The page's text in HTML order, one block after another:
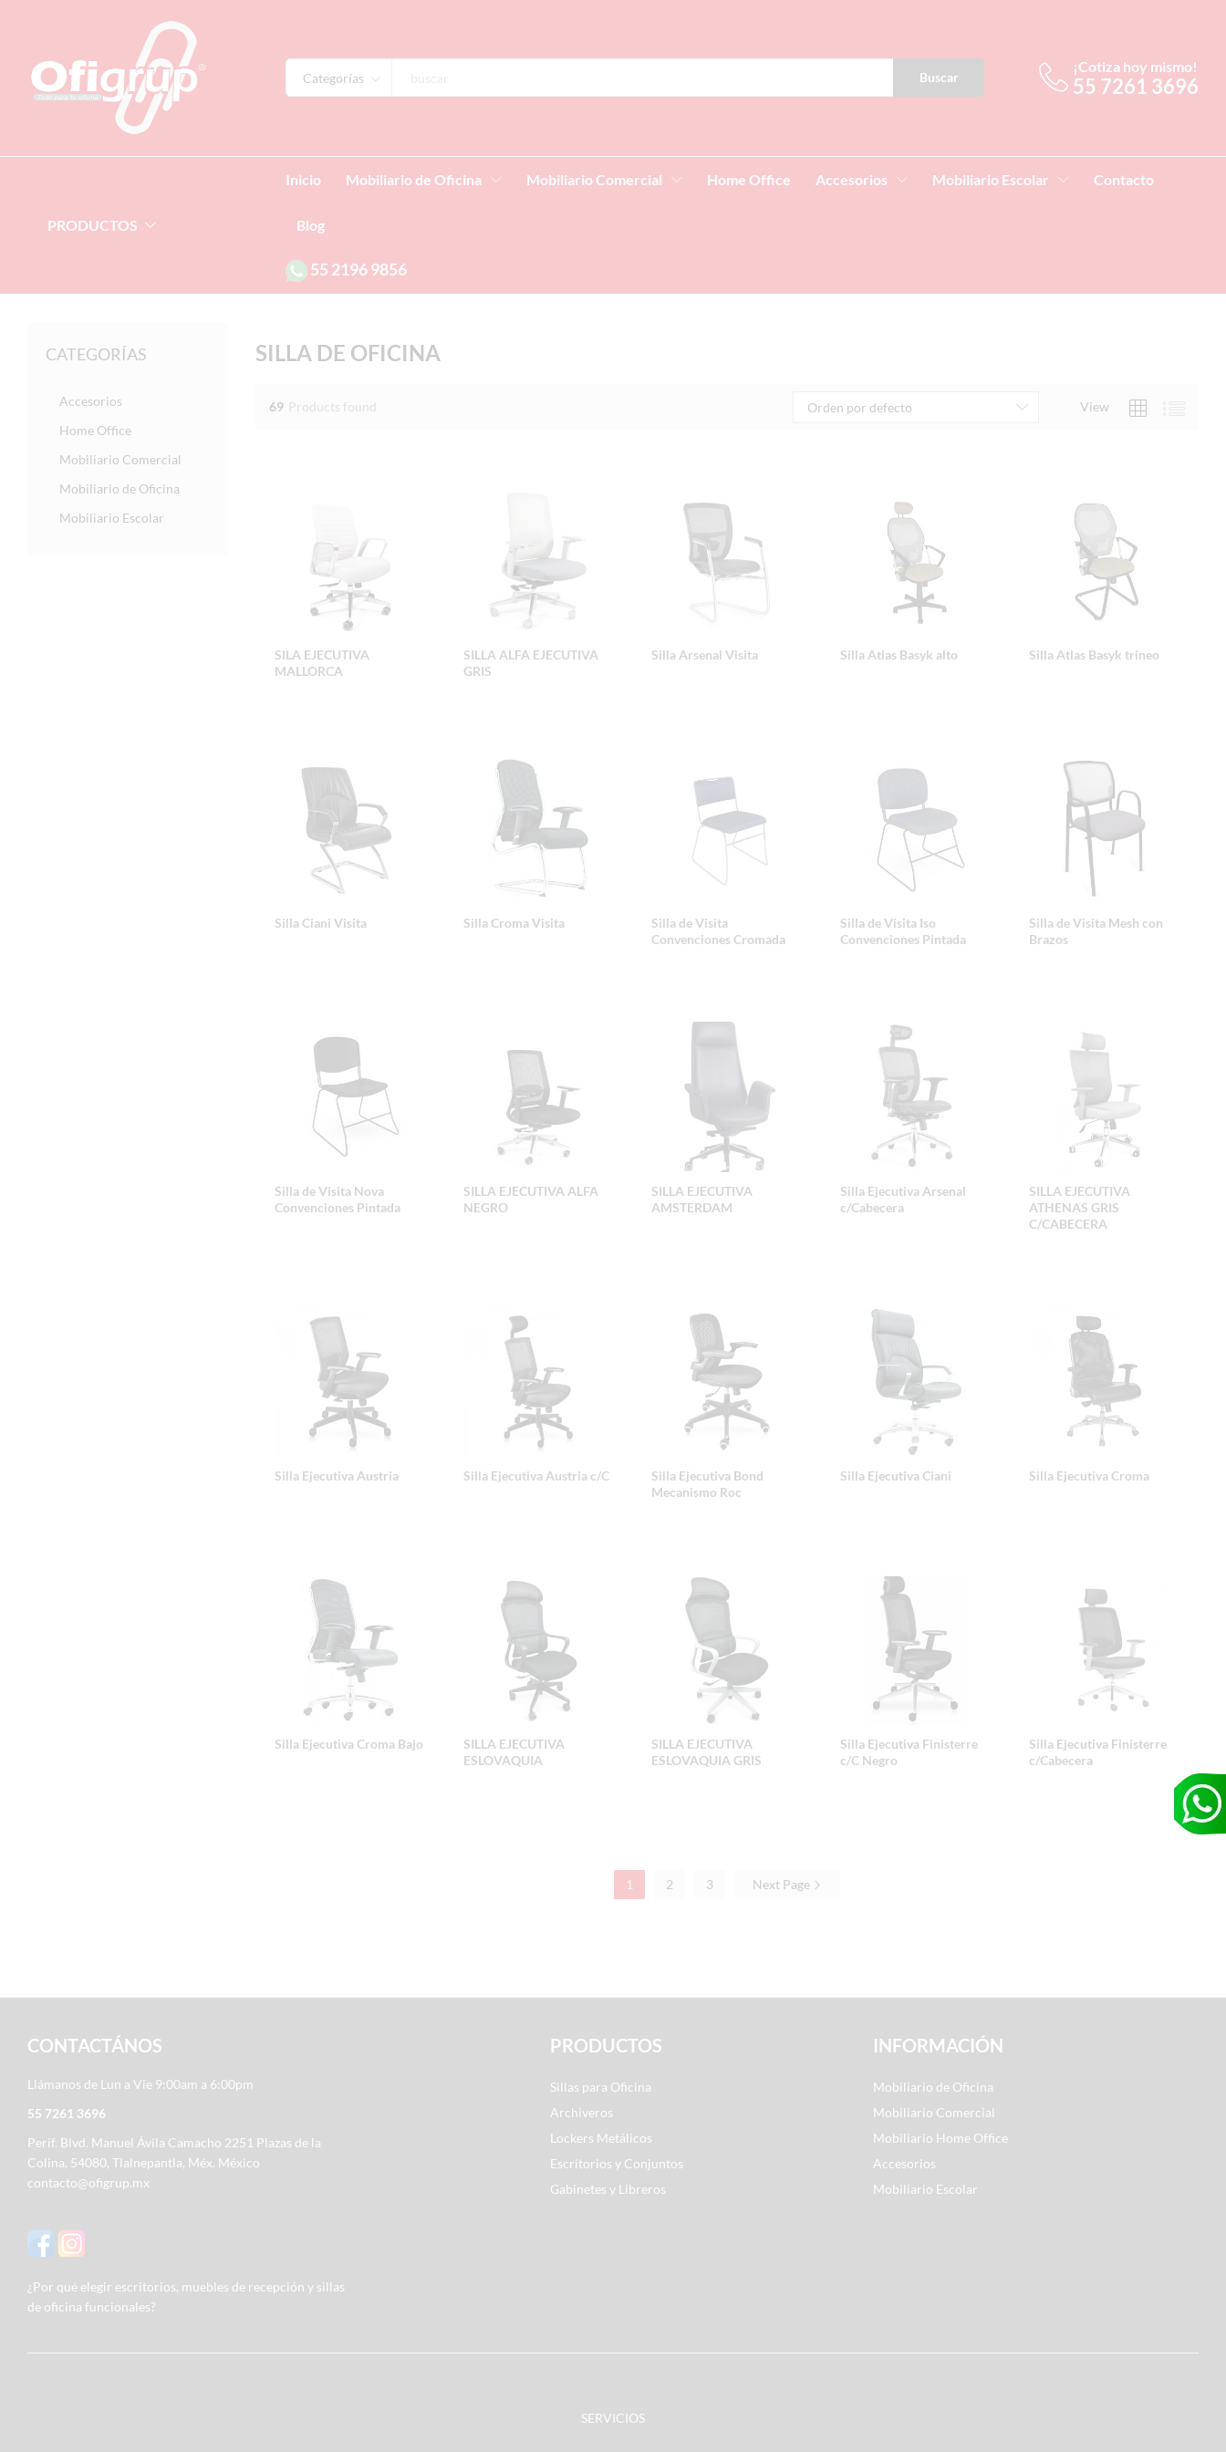
Categorías Buscar
¡Cotiza hoy mismo!
55 7261 3696
PRODUCTOS
Inicio Mobiliario de Oficina Mobiliario Comercial Home Office Accesorios Mobiliario Escolar Contacto
Blog
55 2196 9856
SILLA DE OFICINA
69 Products found View
Orden por defecto
SILA EJECUTIVA
MALLORCA
SILLA ALFA EJECUTIVA
GRIS
Silla Arsenal Visita Silla Atlas Basyk alto Silla Atlas Basyk trineo
Silla Ciani Visita Silla Croma Visita
Silla de Visita
Convenciones Cromada
Silla de Visita Iso
Convenciones Pintada
Silla de Visita Mesh con
Brazos
Silla de Visita Nova
Convenciones Pintada
SILLA EJECUTIVA ALFA
NEGRO
SILLA EJECUTIVA
AMSTERDAM
Silla Ejecutiva Arsenal
c/Cabecera
SILLA EJECUTIVA
ATHENAS GRIS
C/CABECERA
Silla Ejecutiva Austria Silla Ejecutiva Austria c/C
Silla Ejecutiva Bond
Mecanismo Roc
Silla Ejecutiva Ciani Silla Ejecutiva Croma
Silla Ejecutiva Croma Bajo
SILLA EJECUTIVA
ESLOVAQUIA
SILLA EJECUTIVA
ESLOVAQUIA GRIS
Silla Ejecutiva Finisterre
c/C Negro
Silla Ejecutiva Finisterre
c/Cabecera
1 2 3 Next Page
CATEGORÍAS
Accesorios
Home Office
Mobiliario Comercial
Mobiliario de Oficina
Mobiliario Escolar
CONTACTÁNOS
Llámanos de Lun a Vie 9:00am a 6:00pm
55 7261 3696
Perif. Blvd. Manuel Ávila Camacho 2251 Plazas de la
Colina, 54080, Tlalnepantla, Méx. México
contacto@ofigrup.mx
¿Por qué elegir escritorios, muebles de recepción y sillas
de oficina funcionales?
PRODUCTOS
Sillas para Oficina
Archiveros
Lockers Metálicos
Escritorios y Conjuntos
Gabinetes y Libreros
INFORMACIÓN
Mobiliario de Oficina
Mobiliario Comercial
Mobiliario Home Office
Accesorios
Mobiliario Escolar
SERVICIOS